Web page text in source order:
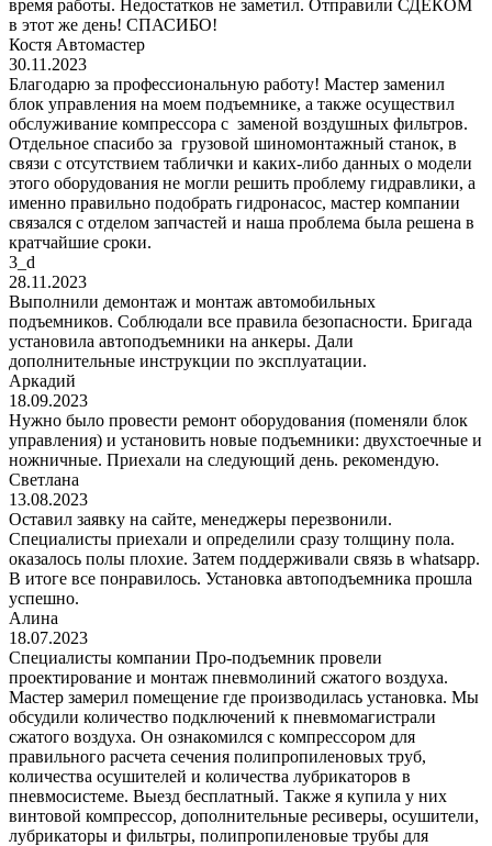
время работы. Недостатков не заметил. Отправили СДЕКОМ
в этот же день! СПАСИБО!
Костя Автомастер
30.11.2023
Благодарю за профессиональную работу! Мастер заменил
блок управления на моем подъемнике, а также осуществил
обслуживание компрессора с заменой воздушных фильтров.
Отдельное спасибо за грузовой шиномонтажный станок, в
связи с отсутствием таблички и каких-либо данных о модели
этого оборудования не могли решить проблему гидравлики, а
именно правильно подобрать гидронасос, мастер компании
связался с отделом запчастей и наша проблема была решена в
кратчайшие сроки.
3_d
28.11.2023
Выполнили демонтаж и монтаж автомобильных
подъемников. Соблюдали все правила безопасности. Бригада
установила автоподъемники на анкеры. Дали
дополнительные инструкции по эксплуатации.
Аркадий
18.09.2023
Нужно было провести ремонт оборудования (поменяли блок
управления) и установить новые подъемники: двухстоечные и
ножничные. Приехали на следующий день. рекомендую.
Светлана
13.08.2023
Оставил заявку на сайте, менеджеры перезвонили.
Специалисты приехали и определили сразу толщину пола.
оказалось полы плохие. Затем поддерживали связь в whatsapp.
В итоге все понравилось. Установка автоподъемника прошла
успешно.
Алина
18.07.2023
Специалисты компании Про-подъемник провели
проектирование и монтаж пневмолиний сжатого воздуха.
Мастер замерил помещение где производилась установка. Мы
обсудили количество подключений к пневмомагистрали
сжатого воздуха. Он ознакомился с компрессором для
правильного расчета сечения полипропиленовых труб,
количества осушителей и количества лубрикаторов в
пневмосистеме. Выезд бесплатный. Также я купила у них
винтовой компрессор, дополнительные ресиверы, осушители,
лубрикаторы и фильтры, полипропиленовые трубы для